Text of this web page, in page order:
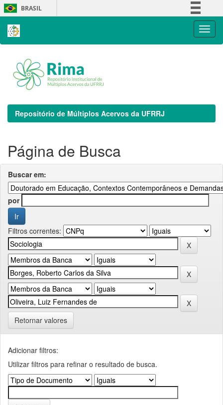
Skip
navigation
BRASIL
Repositório de Múltiplos Acervos da UFRRJ
Página de Busca
Buscar em:
por
Filtros correntes:
Retornar valores
Adicionar filtros:
Utilizar filtros para refinar o resultado de busca.